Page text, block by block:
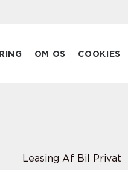
OM OS COOKIES
Leasing Af Bil Privat